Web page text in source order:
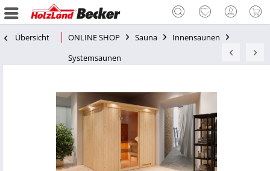
Übersicht ONLINE SHOP Sauna
Innensaunen
Systemsaunen